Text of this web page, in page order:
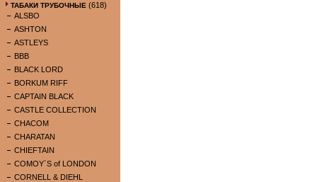
ТАБАКИ ТРУБОЧНЫЕ (618)
ALSBO
ASHTON
ASTLEYS
BBB
BLACK LORD
BORKUM RIFF
CAPTAIN BLACK
CASTLE COLLECTION
CHACOM
CHARATAN
CHIEFTAIN
COMOY`S of LONDON
CORNELL & DIEHL